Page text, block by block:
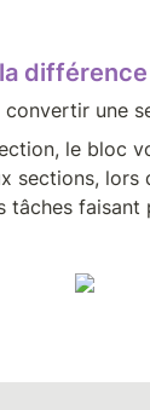
une
le bloc
sections, lors
tâches faisant